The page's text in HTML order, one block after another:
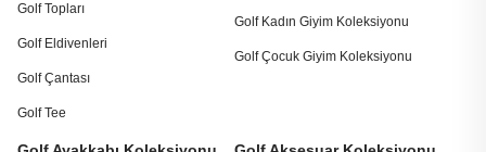
Golf Topları
Golf Eldivenleri
Golf Çantası
Golf Tee
Golf Kadın Giyim Koleksiyonu
Golf Çocuk Giyim Koleksiyonu